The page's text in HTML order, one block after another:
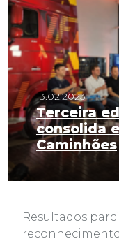
13.02.2023
Terceira
consolida
Caminhões
Resultados